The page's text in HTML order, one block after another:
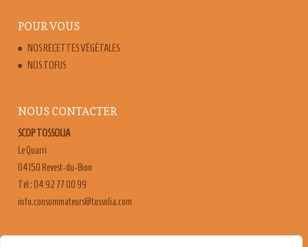
POUR VOUS
NOS RECETTES VÉGÉTALES
NOS TOFUS
NOUS CONTACTER
SCOP TOSSOLIA
Le Quarri
04150 Revest-du-Bion
Tél : 04 92 77 00 99
moc.ailossot@sruetammosnoc.ofni